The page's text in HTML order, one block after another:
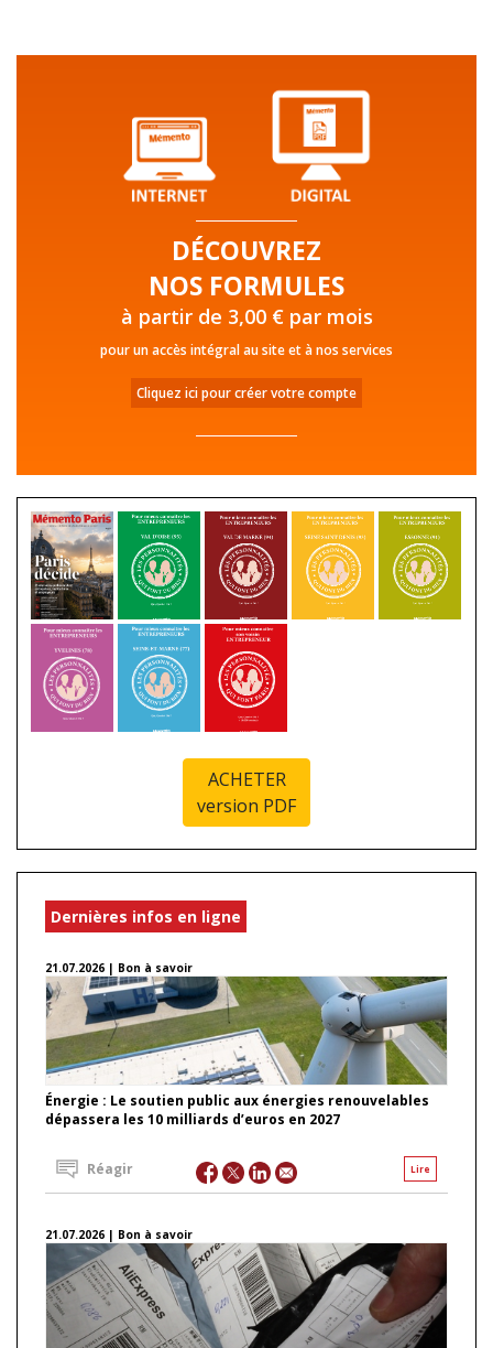
DÉCOUVREZ
NOS FORMULES
à partir de 3,00 € par mois
pour un accès intégral au site et à nos services
Cliquez ici pour créer votre compte
ACHETER
version PDF
Dernières infos en ligne
21.07.2026 | Bon à savoir
Énergie : Le soutien public aux énergies renouvelables
dépassera les 10 milliards d’euros en 2027
Lire
Réagir
21.07.2026 | Bon à savoir